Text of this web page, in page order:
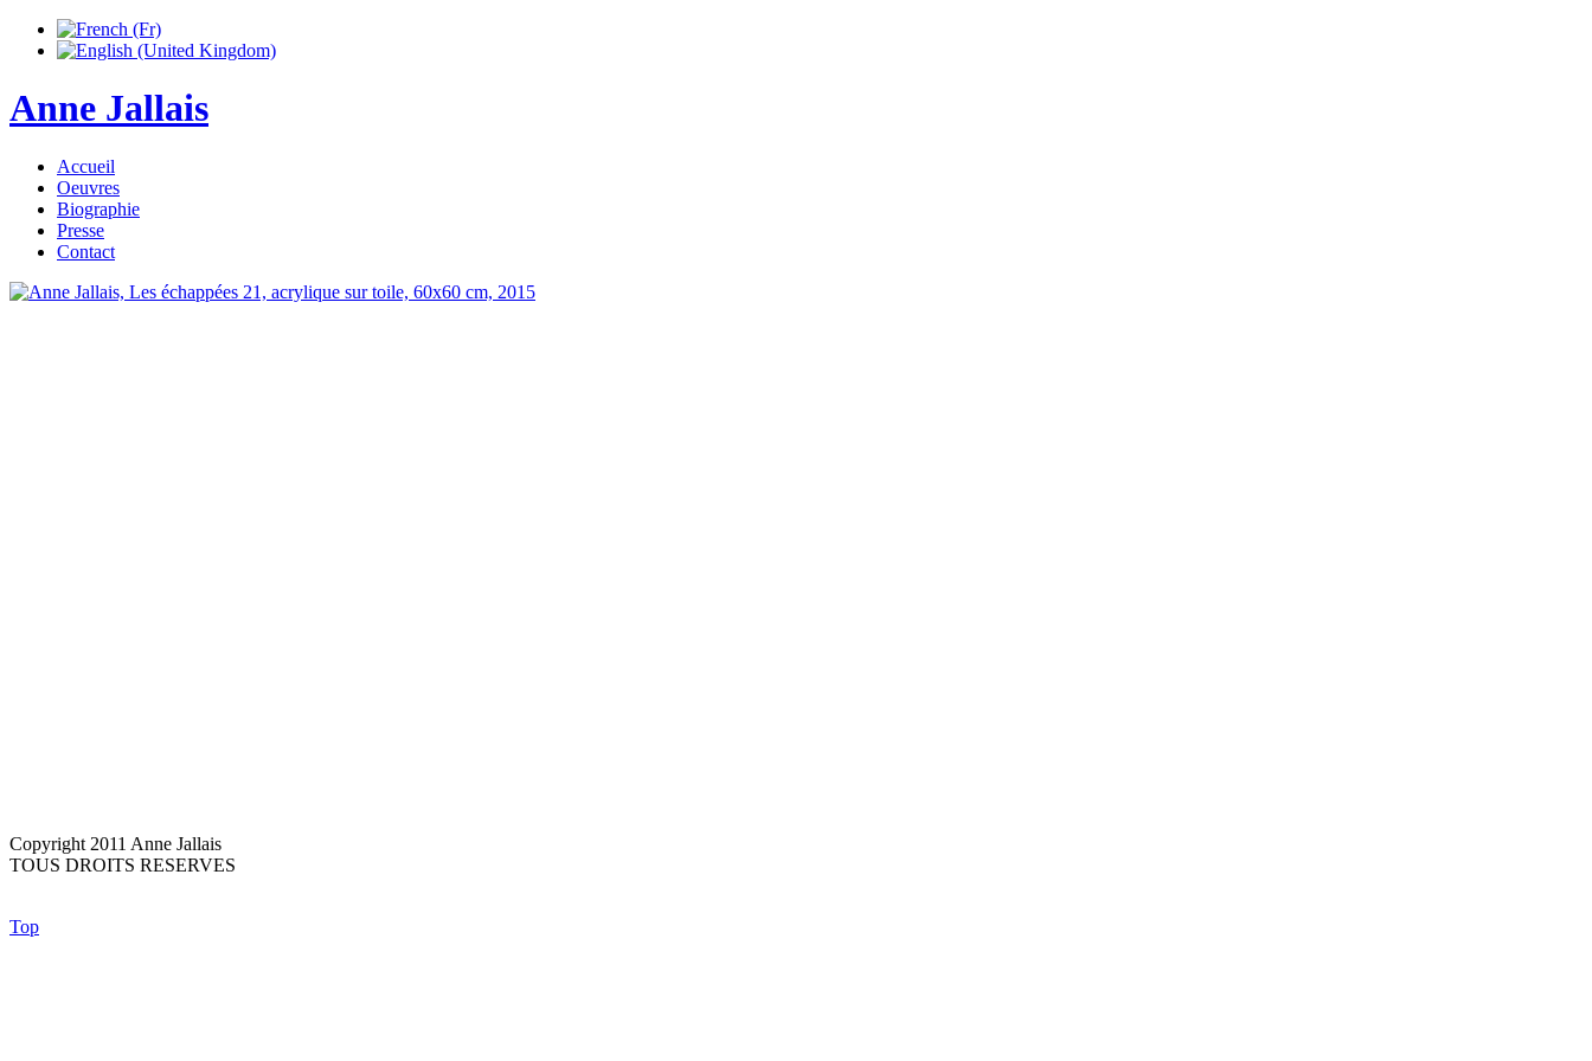
Anne Jallais
Accueil
Oeuvres
Biographie
Presse
Contact
Copyright 2011 Anne Jallais
TOUS DROITS RESERVES
Top